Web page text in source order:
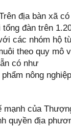
địa bàn xã
đàn trên
các nhóm hộ
theo quy mô
có như
nông
mạnh của
quyền địa